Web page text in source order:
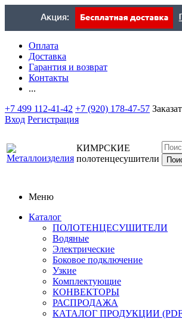
Оплата
Доставка
Гарантия и возврат
Контакты
...
+7 499 112-41-42 +7 (920) 178-47-57
Вход Регистрация
КИМРСКИЕ
полотенцесушители
Меню
Каталог
ПОЛОТЕНЦЕСУШИТЕЛИ
Водяные
Электрические
Боковое подключение
Узкие
Комплектующие
КОНВЕКТОРЫ
РАСПРОДАЖА
КАТАЛОГ ПРОДУКЦИИ